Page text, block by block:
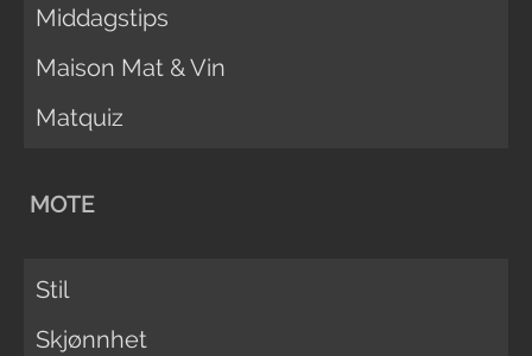
Middagstips
Maison Mat & Vin
Matquiz
MOTE
Stil
Skjønnhet